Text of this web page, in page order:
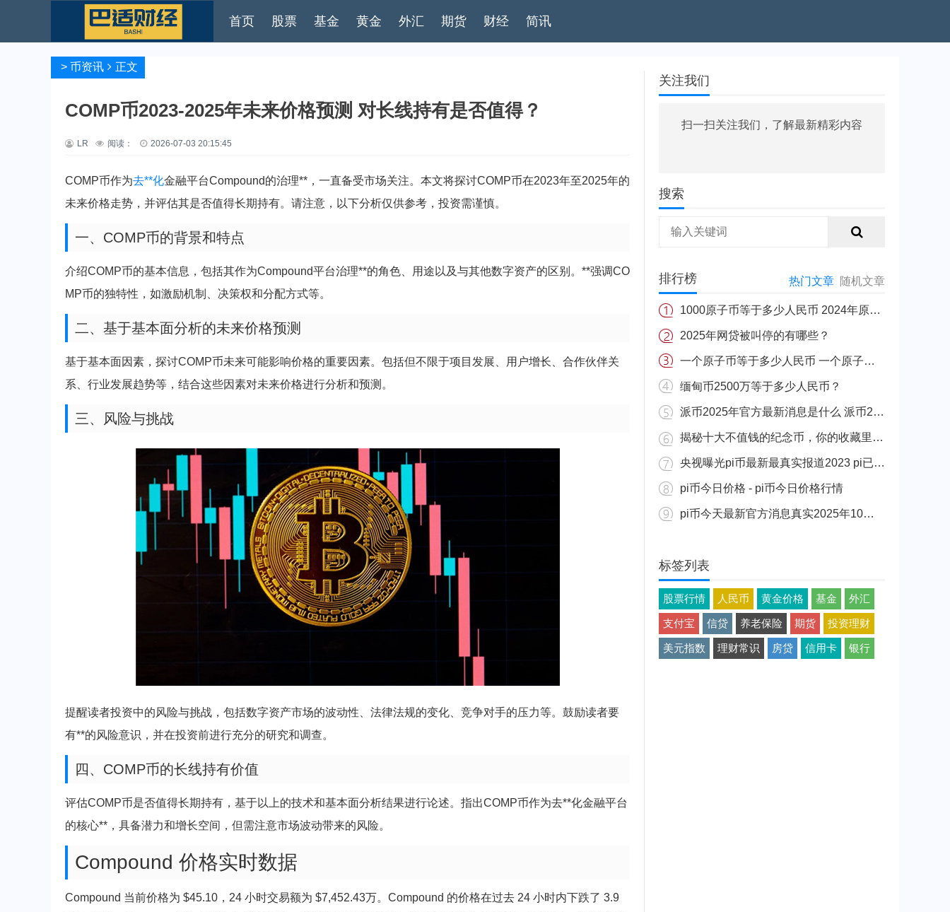
首页 股票 基金 黄金 外汇 期货 财经 简讯
> 币资讯 正文
COMP币2023-2025年未来价格预测 对长线持有是否值得？
LR 阅读： 2026-07-03 20:15:45
COMP币作为去**化金融平台Compound的治理**，一直备受市场关注。本文将探讨COMP币在2023年至2025年的
未来价格走势，并评估其是否值得长期持有。请注意，以下分析仅供参考，投资需谨慎。
一、COMP币的背景和特点
介绍COMP币的基本信息，包括其作为Compound平台治理**的角色、用途以及与其他数字资产的区别。**强调CO
MP币的独特性，如激励机制、决策权和分配方式等。
二、基于基本面分析的未来价格预测
基于基本面因素，探讨COMP币未来可能影响价格的重要因素。包括但不限于项目发展、用户增长、合作伙伴关
系、行业发展趋势等，结合这些因素对未来价格进行分析和预测。
三、风险与挑战
提醒读者投资中的风险与挑战，包括数字资产市场的波动性、法律法规的变化、竞争对手的压力等。鼓励读者要
有**的风险意识，并在投资前进行充分的研究和调查。
四、COMP币的长线持有价值
评估COMP币是否值得长期持有，基于以上的技术和基本面分析结果进行论述。指出COMP币作为去**化金融平台
的核心**，具备潜力和增长空间，但需注意市场波动带来的风险。
Compound 价格实时数据
Compound 当前价格为 $45.10，24 小时交易额为 $7,452.43万。Compound 的价格在过去 24 小时内下跌了 3.9
关注我们
扫一扫关注我们，了解最新精彩内容
搜索
排行榜 热门文章 随机文章
1000原子币等于多少人民币 2024年原子币最新价格介绍一览
2025年网贷被叫停的有哪些？
一个原子币等于多少人民币 一个原子币价格介绍
缅甸币2500万等于多少人民币？
派币2025年官方最新消息是什么 派币2025年官方最新消息真实分享
揭秘十大不值钱的纪念币，你的收藏里有吗？
央视曝光pi币最新最真实报道2023 pi已经成功了是真的吗（假的）
pi币今日价格 - pi币今日价格行情
pi币今天最新官方消息真实2025年10月 派币今天最新消息介绍
标签列表
股票行情 人民币 黄金价格 基金 外汇
支付宝 信贷 养老保险 期货 投资理财
美元指数 理财常识 房贷 信用卡 银行